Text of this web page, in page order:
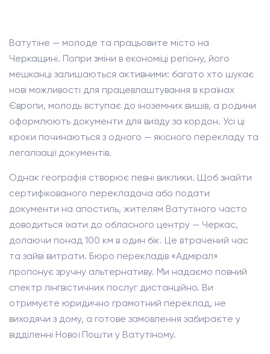
Ватутіне — молоде та працьовите місто на
Черкащині. Попри зміни в економіці регіону, його
мешканці залишаються активними: багато хто шукає
нові можливості для працевлаштування в країнах
Європи, молодь вступає до іноземних вишів, а родини
оформлюють документи для виїзду за кордон. Усі ці
кроки починаються з одного — якісного перекладу та
легалізації документів.
Однак географія створює певні виклики. Щоб знайти
сертифікованого перекладача або подати
документи на апостиль, жителям Ватутіного часто
доводиться їхати до обласного центру — Черкас,
долаючи понад 100 км в один бік. Це втрачений час
та зайві витрати. Бюро перекладів «Адмірал»
пропонує зручну альтернативу. Ми надаємо повний
спектр лінгвістичних послуг дистанційно. Ви
отримуєте юридично грамотний переклад, не
виходячи з дому, а готове замовлення забираєте у
відділенні Нової Пошти у Ватутіному.